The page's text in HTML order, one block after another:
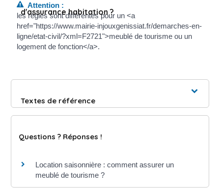
d'assurance habitation ?
Attention :
les règles sont différentes pour un <a
href="https://www.mairie-injouxgenissiat.fr/demarches-en-
ligne/etat-civil/?xml=F2721">meublé de tourisme ou un
logement de fonction</a>.
Textes de référence
Questions ? Réponses !
Location saisonnière : comment assurer un
meublé de tourisme ?